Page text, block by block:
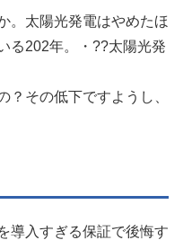
。太陽光発電はやめたほ
る202年。・??太陽光発
？その低下ですようし、
導入すぎる保証で後悔す